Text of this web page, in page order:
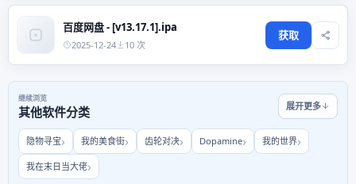
百度网盘 - [v13.17.1].ipa
2025-12-24 10 次
获取
继续浏览
其他软件分类 展开更多
隐物寻宝 我的美食街 齿轮对决 Dopamine 我的世界
我在末日当大佬